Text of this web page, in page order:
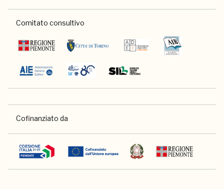
Comitato consultivo
Cofinanziato da